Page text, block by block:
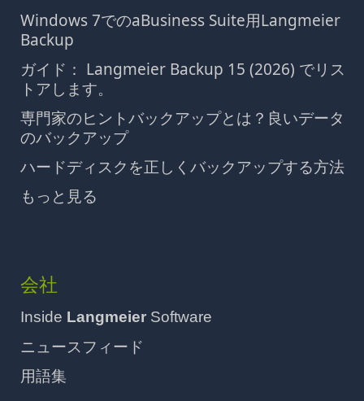
Windows 7でのaBusiness Suite用Langmeier
Backup
ガイド： Langmeier Backup 15 (2026) でリス
トアします。
専門家のヒントバックアップとは？良いデータ
のバックアップ
ハードディスクを正しくバックアップする方法
もっと見る
会社
Inside Langmeier Software
ニュースフィード
用語集